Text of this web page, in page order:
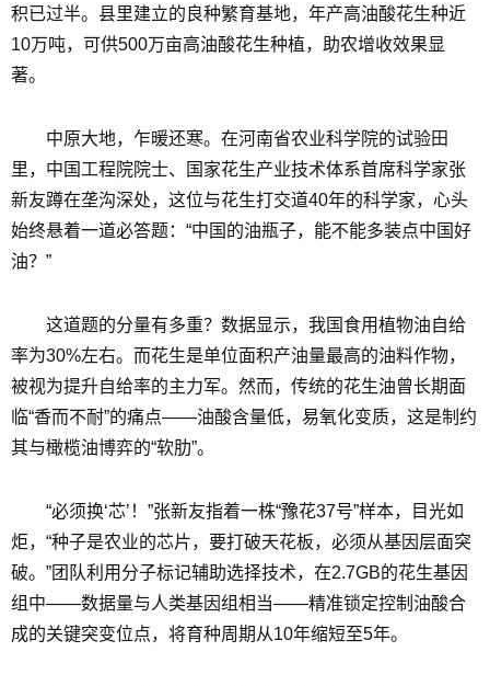
积已过半。县里建立的良种繁育基地，年产高油酸花生种近
10万吨，可供500万亩高油酸花生种植，助农增收效果显
著。
中原大地，乍暖还寒。在河南省农业科学院的试验田
里，中国工程院院士、国家花生产业技术体系首席科学家张
新友蹲在垄沟深处，这位与花生打交道40年的科学家，心头
始终悬着一道必答题：“中国的油瓶子，能不能多装点中国好
油？”
这道题的分量有多重？数据显示，我国食用植物油自给
率为30%左右。而花生是单位面积产油量最高的油料作物，
被视为提升自给率的主力军。然而，传统的花生油曾长期面
临“香而不耐”的痛点——油酸含量低，易氧化变质，这是制约
其与橄榄油博弈的“软肋”。
“必须换‘芯’！”张新友指着一株“豫花37号”样本，目光如
炬，“种子是农业的芯片，要打破天花板，必须从基因层面突
破。”团队利用分子标记辅助选择技术，在2.7GB的花生基因
组中——数据量与人类基因组相当——精准锁定控制油酸合
成的关键突变位点，将育种周期从10年缩短至5年。